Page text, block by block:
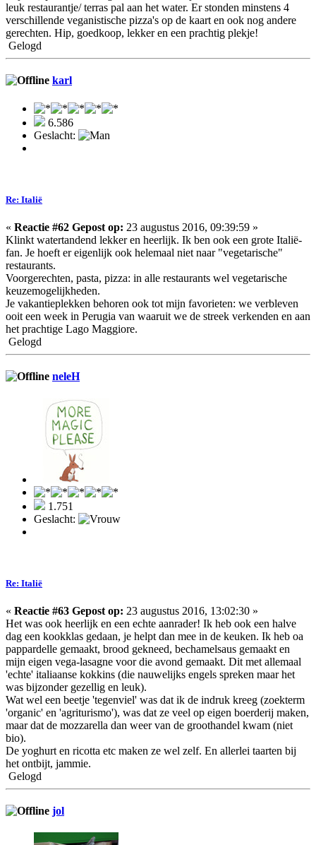
leuk restaurantje/ terras pal aan het water. Er stonden minstens 4
verschillende veganistische pizza's op de kaart en ook nog andere
gerechten. Hip, goedkoop, lekker en een prachtig plekje!
Gelogd
karl
6.586
Geslacht:
Re: Italië
« Reactie #62 Gepost op: 23 augustus 2016, 09:39:59 »
Klinkt watertandend lekker en heerlijk. Ik ben ook een grote Italië-
fan. Je hoeft er eigenlijk ook helemaal niet naar "vegetarische"
restaurants.
Voorgerechten, pasta, pizza: in alle restaurants wel vegetarische
keuzemogelijkheden.
Je vakantieplekken behoren ook tot mijn favorieten: we verbleven
ooit een week in Perugia van waaruit we de streek verkenden en aan
het prachtige Lago Maggiore.
Gelogd
neleH
1.751
Geslacht:
Re: Italië
« Reactie #63 Gepost op: 23 augustus 2016, 13:02:30 »
Het was ook heerlijk en een echte aanrader! Ik heb ook een halve
dag een kookklas gedaan, je helpt dan mee in de keuken. Ik heb oa
pappardelle gemaakt, brood gekneed, bechamelsaus gemaakt en
mijn eigen vega-lasagne voor die avond gemaakt. Dit met allemaal
'echte' italiaanse kokkins (die nauwelijks engels spreken maar het
was bijzonder gezellig en leuk).
Wat wel een beetje 'tegenviel' was dat ik de indruk kreeg (zoekterm
'organic' en 'agriturismo'), was dat ze veel op eigen boerderij maken,
maar dat de mozzarella dan weer van de groothandel kwam (niet
bio).
De yoghurt en ricotta etc maken ze wel zelf. En allerlei taarten bij
het ontbijt, jammie.
Gelogd
jol